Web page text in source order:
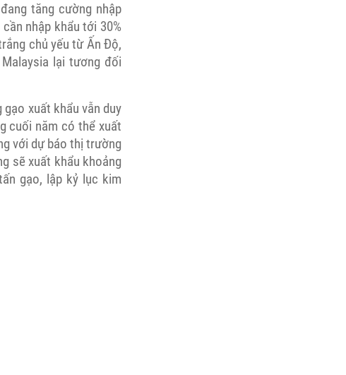
tăng cường nhập
nhập khẩu tới 30%
chủ yếu từ Ấn Độ,
lại tương đối
xuất khẩu vẫn duy
cuối năm có thể xuất
với dự báo thị trường
sẽ xuất khẩu khoảng
gạo, lập kỷ lục kim